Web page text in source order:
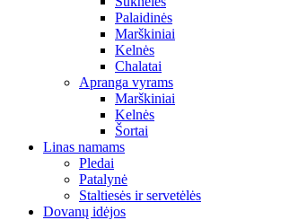
Palaidinės
Marškiniai
Kelnės
Chalatai
Apranga vyrams
Marškiniai
Kelnės
Šortai
Linas namams
Pledai
Patalynė
Staltiesės ir servetėlės
Dovanų idėjos